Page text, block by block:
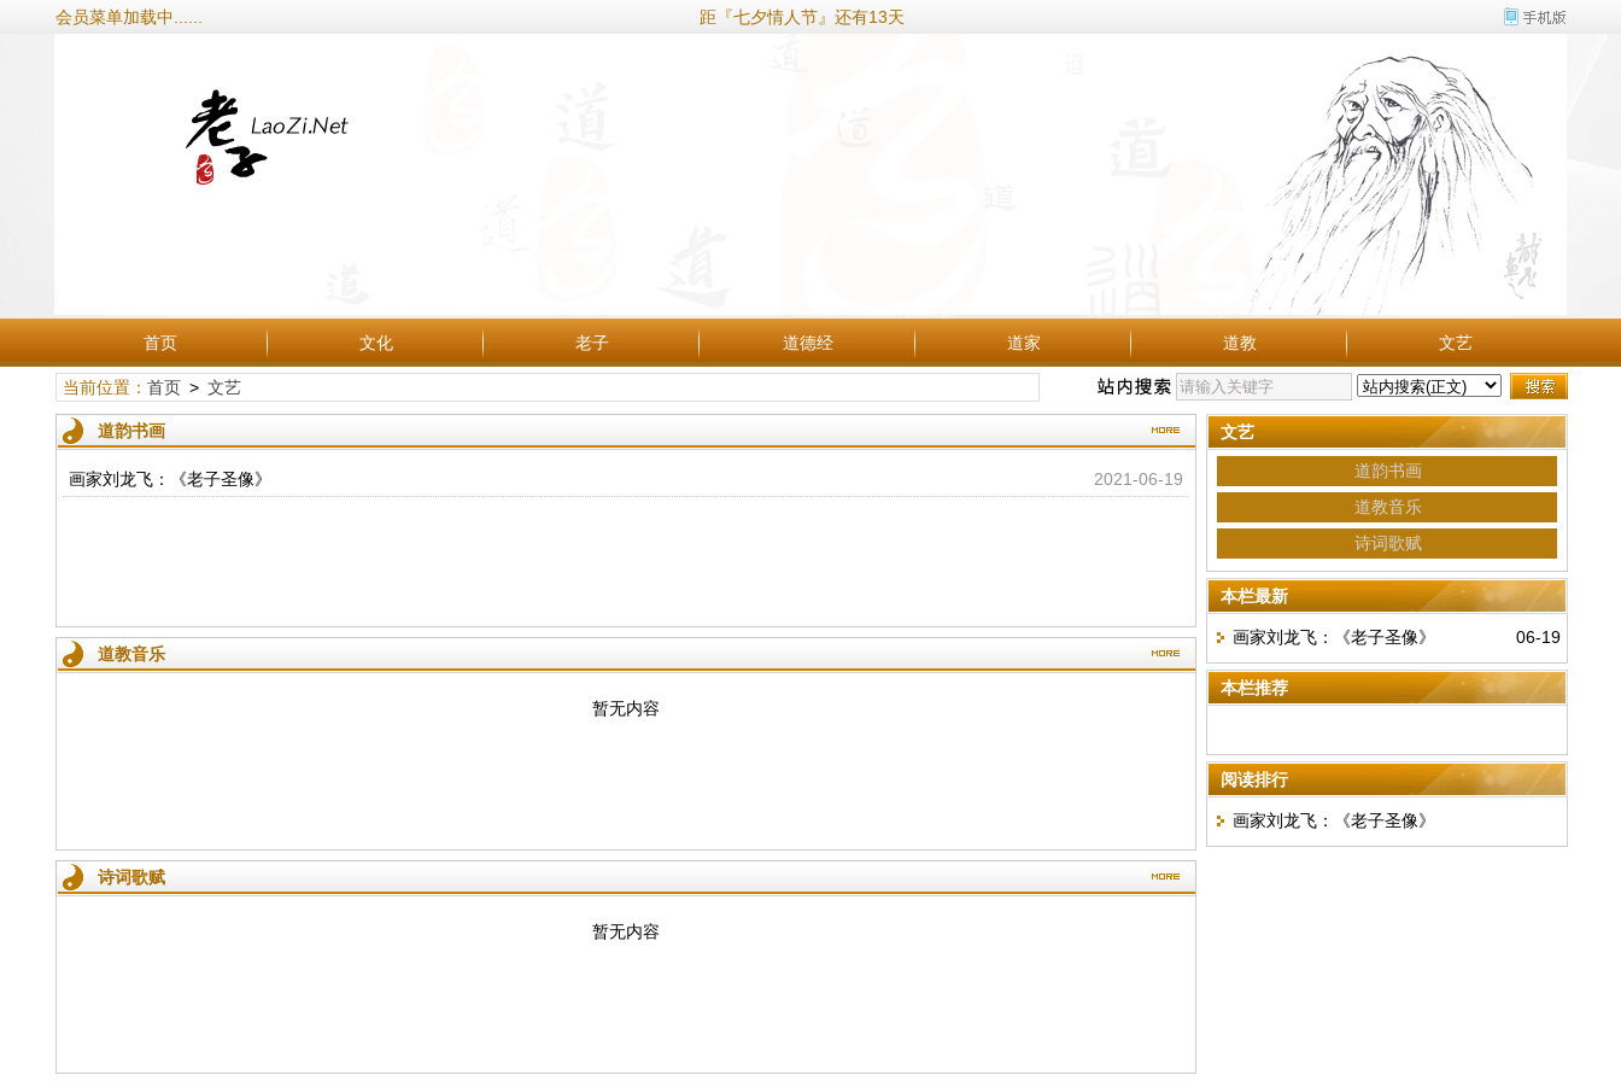
会员菜单加载中...... 距『七夕情人节』还有13天
首页 文化 老子 道德经 道家 道教 文艺
当前位置： 首页> 文艺
道韵书画
2021-06-19
画家刘龙飞：《老子圣像》
道教音乐
暂无内容
诗词歌赋
暂无内容
文艺
道韵书画
道教音乐
诗词歌赋
本栏最新
06-19
画家刘龙飞：《老子圣像》
本栏推荐
阅读排行
画家刘龙飞：《老子圣像》